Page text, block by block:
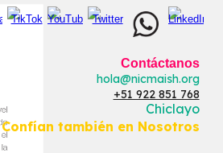
Contáctanos
hola@nicmaish.org
+51 922 851 768
Chiclayo
Confían también en Nosotros